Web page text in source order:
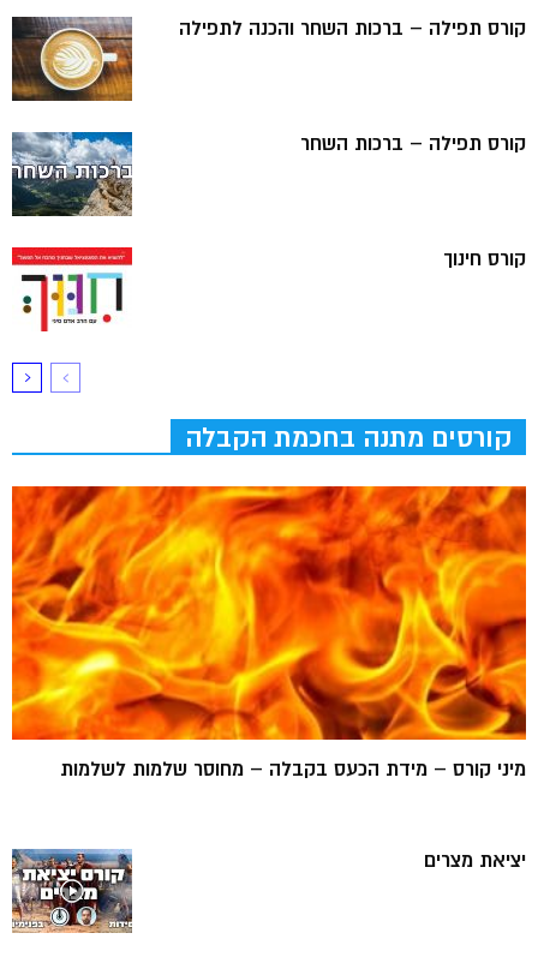
קורס תפילה – ברכות השחר והכנה לתפילה
קורס תפילה – ברכות השחר
קורס חינוך
קורסים מתנה בחכמת הקבלה
מיני קורס – מידת הכעס בקבלה – מחוסר שלמות לשלמות
יציאת מצרים